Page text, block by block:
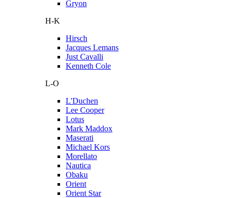
Gryon
H-K
Hirsch
Jacques Lemans
Just Cavalli
Kenneth Cole
L-O
L'Duchen
Lee Cooper
Lotus
Mark Maddox
Maserati
Michael Kors
Morellato
Nautica
Obaku
Orient
Orient Star